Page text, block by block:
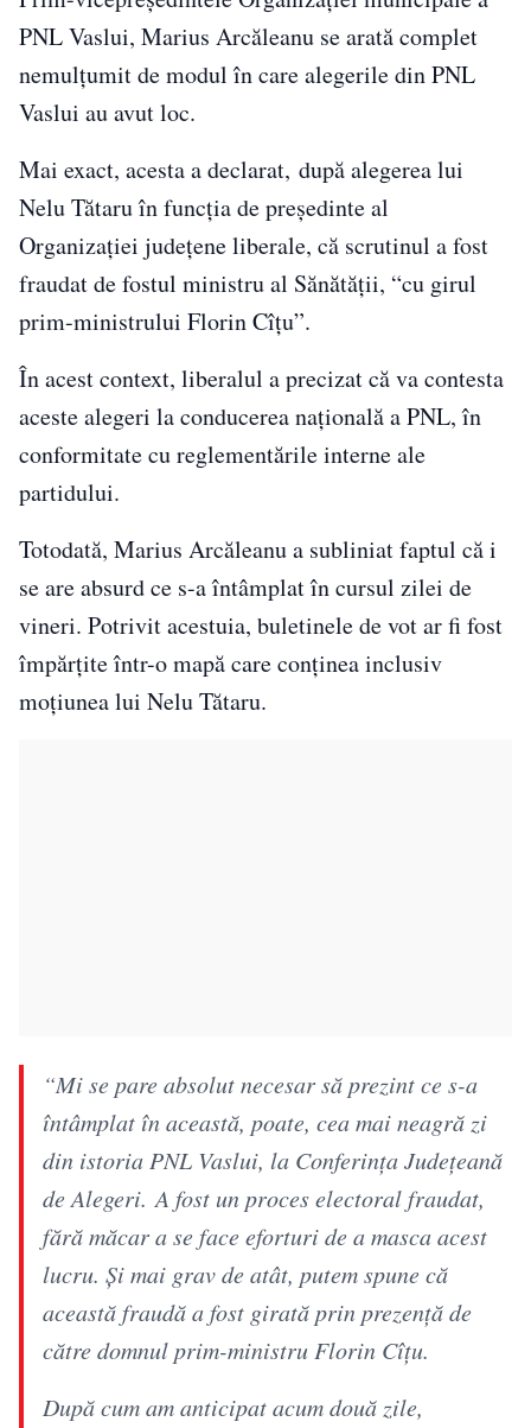
PNL Vaslui, Marius Arcăleanu se arată complet
nemulțumit de modul în care alegerile din PNL
Vaslui au avut loc.
Mai exact, acesta a declarat, după alegerea lui
Nelu Tătaru în funcţia de preşedinte al
Organizaţiei judeţene liberale, că scrutinul a fost
fraudat de fostul ministru al Sănătăţii, “cu girul
prim-ministrului Florin Cîţu”.
În acest context, liberalul a precizat că va contesta
aceste alegeri la conducerea naţională a PNL, în
conformitate cu reglementările interne ale
partidului.
Totodată, Marius Arcăleanu a subliniat faptul că i
se are absurd ce s-a întâmplat în cursul zilei de
vineri. Potrivit acestuia, buletinele de vot ar fi fost
împărțite într-o mapă care conținea inclusiv
moțiunea lui Nelu Tătaru.
“Mi se pare absolut necesar să prezint ce s-a
întâmplat în această, poate, cea mai neagră zi
din istoria PNL Vaslui, la Conferinţa Judeţeană
de Alegeri. A fost un proces electoral fraudat,
fără măcar a se face eforturi de a masca acest
lucru. Şi mai grav de atât, putem spune că
această fraudă a fost girată prin prezenţă de
către domnul prim-ministru Florin Cîţu.
După cum am anticipat acum două zile,